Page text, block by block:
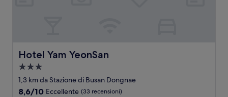
Hotel Yam YeonSan
Hotel Yam YeonSan
Struttura
a
3.0
1,3 km da Stazione di Busan Dongnae
8.6
8,6/10 Eccellente (33 recensioni)